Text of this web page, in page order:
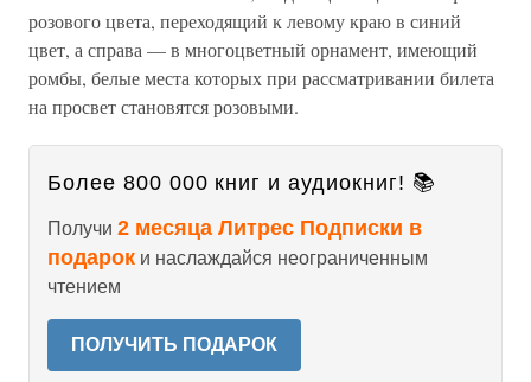
розового цвета, переходящий к левому краю в синий
цвет, а справа — в многоцветный орнамент, имеющий
ромбы, белые места которых при рассматривании билета
на просвет становятся розовыми.
Более 800 000 книг и аудиокниг! 📚
Получи 2 месяца Литрес Подписки в
подарок и наслаждайся неограниченным
чтением
ПОЛУЧИТЬ ПОДАРОК